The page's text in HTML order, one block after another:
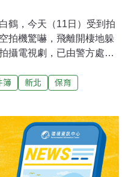
鶴，今天（11日）受到拍
拍機驚嚇，飛離開棲地躲
攝電視劇，已由警方處理
開奇幻旅程，過程引起許
、農委會林務局、市府動
組甚至強勢要求林務局所
自稱是三立電視的劇組說
說拍一下子，卻封閉道路
前往瞭解。金山警分局副
簿 新北
保育